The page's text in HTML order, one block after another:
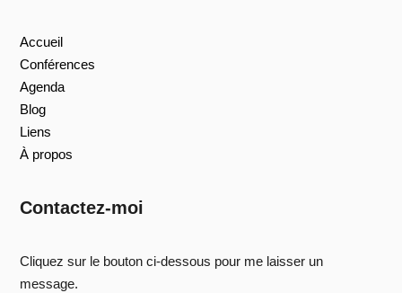
Accueil
Conférences
Agenda
Blog
Liens
À propos
Contactez-moi
Cliquez sur le bouton ci-dessous pour me laisser un
message.